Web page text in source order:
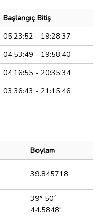
Başlangıç Bitiş
05:23:52 - 19:28:37
04:53:49 - 19:58:40
04:16:55 - 20:35:34
03:36:43 - 21:15:46
Boylam
39.845718
39° 50´
44.5848"